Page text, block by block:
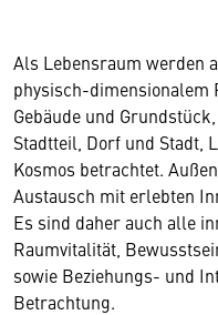
Als Lebensraum werden
physisch-dimensionalem
Gebäude und
Stadtteil, Dorf und Stadt,
Kosmos betrachtet.
Austausch mit erlebten
Es sind daher auch alle
Raumvitalität,
sowie Beziehungs- und
Betrachtung.